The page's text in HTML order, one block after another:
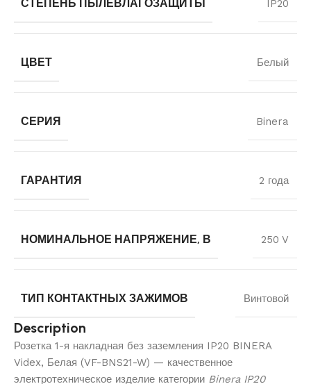
СТЕПЕНЬ ПЫЛЕВЛАГОЗАЩИТЫ IP20
ЦВЕТ Белый
СЕРИЯ Binera
ГАРАНТИЯ 2 года
НОМИНАЛЬНОЕ НАПРЯЖЕНИЕ, В 250 V
ТИП КОНТАКТНЫХ ЗАЖИМОВ Винтовой
Description
Розетка 1-я накладная без заземления IP20 BINERA
Videx, Белая (VF-BNS21-W) — качественное
электротехническое изделие категории Binera IP20